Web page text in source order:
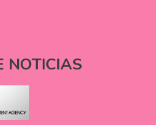
NOTICIAS